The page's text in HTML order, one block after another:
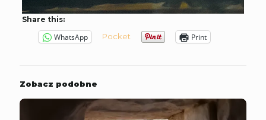
Share this:
WhatsApp Pocket Print
Zobacz podobne